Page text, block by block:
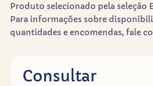
Produto selecionado pela seleção
Para informações sobre
quantidades e encomendas, fale
Consultar